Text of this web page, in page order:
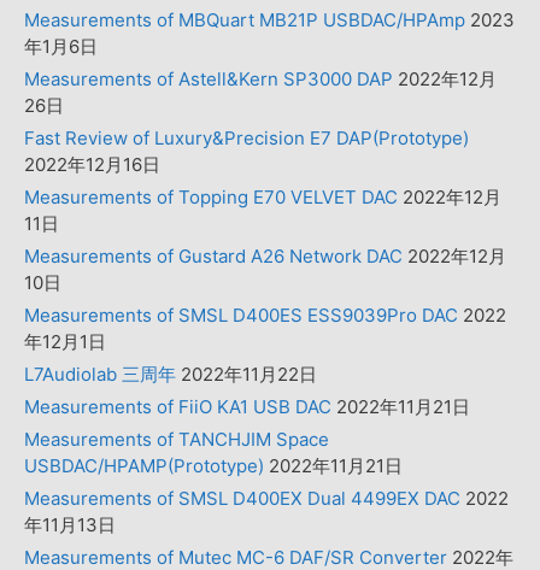
Measurements of MBQuart MB21P USBDAC/HPAmp 2023
年1月6日
Measurements of Astell&Kern SP3000 DAP 2022年12月
26日
Fast Review of Luxury&Precision E7 DAP(Prototype)
2022年12月16日
Measurements of Topping E70 VELVET DAC 2022年12月
11日
Measurements of Gustard A26 Network DAC 2022年12月
10日
Measurements of SMSL D400ES ESS9039Pro DAC 2022
年12月1日
L7Audiolab 三周年 2022年11月22日
Measurements of FiiO KA1 USB DAC 2022年11月21日
Measurements of TANCHJIM Space
USBDAC/HPAMP(Prototype) 2022年11月21日
Measurements of SMSL D400EX Dual 4499EX DAC 2022
年11月13日
Measurements of Mutec MC-6 DAF/SR Converter 2022年